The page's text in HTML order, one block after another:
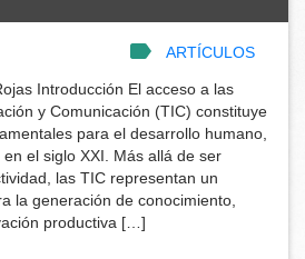
ARTÍCULOS
Introducción El acceso a las
y Comunicación (TIC) constituye
para el desarrollo humano,
el siglo XXI. Más allá de ser
las TIC representan un
la generación de conocimiento,
productiva […]